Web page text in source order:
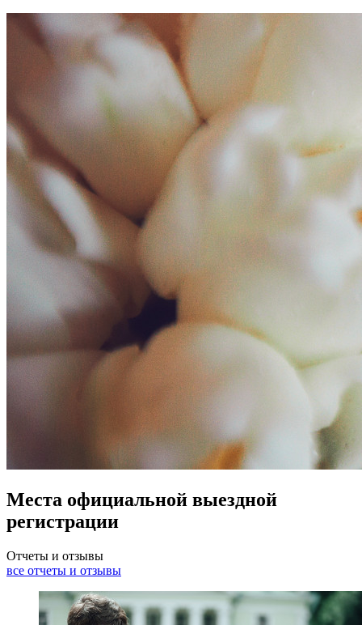
Места официальной выездной
регистрации
Отчеты и отзывы
все отчеты и отзывы